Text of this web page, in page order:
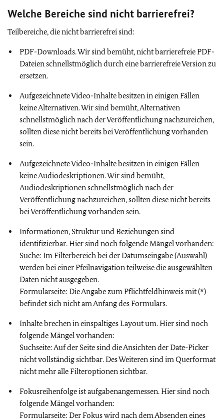
Welche Bereiche sind nicht barrierefrei?
Teilbereiche, die nicht barrierefrei sind:
PDF-Downloads. Wir sind bemüht, nicht barrierefreie PDF-
Dateien schnellstmöglich durch eine barrierefreie Version zu
ersetzen.
Aufgezeichnete Video-Inhalte besitzen in einigen Fällen
keine Alternativen. Wir sind bemüht, Alternativen
schnellstmöglich nach der Veröffentlichung nachzureichen,
sollten diese nicht bereits bei Veröffentlichung vorhanden
sein.
Aufgezeichnete Video-Inhalte besitzen in einigen Fällen
keine Audiodeskriptionen. Wir sind bemüht,
Audiodeskriptionen schnellstmöglich nach der
Veröffentlichung nachzureichen, sollten diese nicht bereits
bei Veröffentlichung vorhanden sein.
Informationen, Struktur und Beziehungen sind
identifizierbar. Hier sind noch folgende Mängel vorhanden:
Suche: Im Filterbereich bei der Datumseingabe (Auswahl)
werden bei einer Pfeilnavigation teilweise die ausgewählten
Daten nicht ausgegeben.
Formularseite: Die Angabe zum Pflichtfeldhinweis mit (*)
befindet sich nicht am Anfang des Formulars.
Inhalte brechen in einspaltiges Layout um. Hier sind noch
folgende Mängel vorhanden:
Suchseite: Auf der Seite sind die Ansichten der Date-Picker
nicht vollständig sichtbar. Des Weiteren sind im Querformat
nicht mehr alle Filteroptionen sichtbar.
Fokusreihenfolge ist aufgabenangemessen. Hier sind noch
folgende Mängel vorhanden:
Formularseite: Der Fokus wird nach dem Absenden eines